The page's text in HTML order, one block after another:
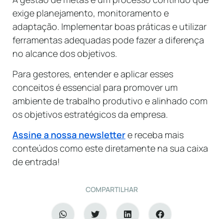
exige planejamento, monitoramento e
adaptação. Implementar boas práticas e utilizar
ferramentas adequadas pode fazer a diferença
no alcance dos objetivos.
Para gestores, entender e aplicar esses
conceitos é essencial para promover um
ambiente de trabalho produtivo e alinhado com
os objetivos estratégicos da empresa.
Assine a nossa newslettere receba mais
conteúdos como este diretamente na sua caixa
de entrada!
COMPARTILHAR